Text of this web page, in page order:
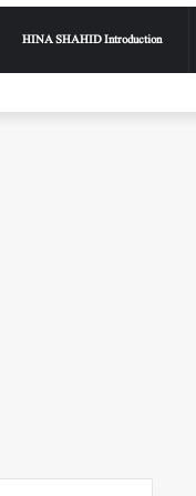
HINA SHAHID Introduction